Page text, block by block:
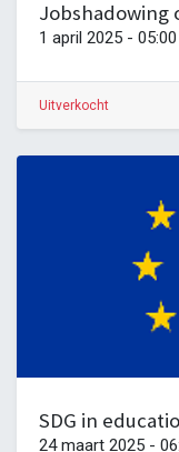
Jobshadowing
1 april 2025 - 05:00
Uitverkocht
SDG in
24 maart 2025 -